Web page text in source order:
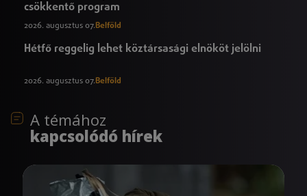
csökkentő program
2026. augusztus 07.Belföld
Hétfő reggelig lehet köztársasági elnököt jelölni
2026. augusztus 07.Belföld
A témához
kapcsolódó hírek